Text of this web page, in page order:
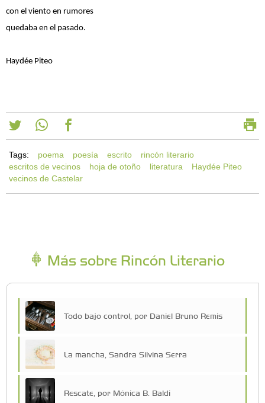
con el viento en rumores
quedaba en el pasado.
Haydée Piteo
Tags: poema poesía escrito
rincón literario
escritos de vecinos
hoja de otoño literatura
Haydée Piteo
vecinos de Castelar
Más sobre Rincón Literario
Todo bajo control, por Daniel Bruno Remis
La mancha, Sandra Silvina Serra
Rescate, por Mónica B. Baldi